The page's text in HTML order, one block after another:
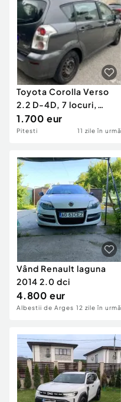
Toyota Corolla Verso
2.2 D-4D, 7 locuri,
2008, diesel, manuală,
ITP recent
1.700 eur
Pitesti 11 zile în urmă
Vând Renault laguna
2014 2.0 dci
4.800 eur
Albestii de Arges 12 zile în urmă